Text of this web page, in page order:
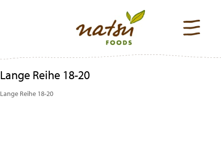
Lange Reihe 18-20
Lange Reihe 18-20